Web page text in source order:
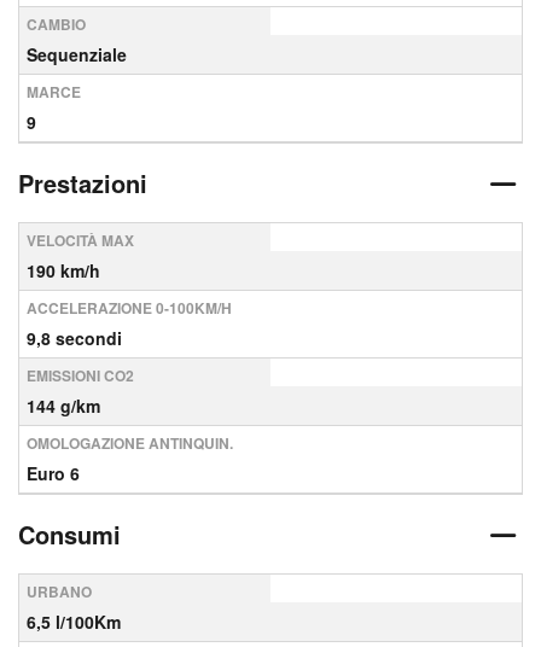
CAMBIO
Sequenziale
MARCE
9
Prestazioni
VELOCITÀ MAX
190 km/h
ACCELERAZIONE 0-100KM/H
9,8 secondi
EMISSIONI CO2
144 g/km
OMOLOGAZIONE ANTINQUIN.
Euro 6
Consumi
URBANO
6,5 l/100Km